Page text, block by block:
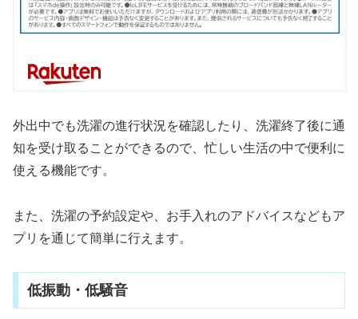
外出中でも洗濯の進行状況を確認したり、洗濯終了後に通
知を受け取ることができるので、忙しい生活の中で便利に
使える機能です。
また、洗濯の予約設定や、お手入れのアドバイスなどもア
プリを通じて簡単に行えます。
低振動・低騒音